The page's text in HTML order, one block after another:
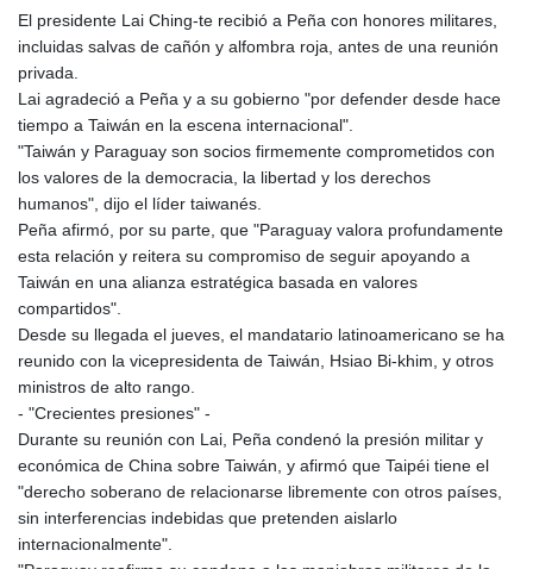
JMD 183.057725
JOD 0.819746
KES 149.158147
KGS 101.104505
KHR
4681.941823
KRW
1627.677557
KWD 0.356853
KZT 540.233287
LAK
103223.017367
LKR 386.635196
LRD 208.057415
LSL 18.726567
El presidente Lai Ching-te recibió a Peña con honores militares,
incluidas salvas de cañón y alfombra roja, antes de una reunión
privada.
Lai agradeció a Peña y a su gobierno "por defender desde hace
tiempo a Taiwán en la escena internacional".
"Taiwán y Paraguay son socios firmemente comprometidos con
los valores de la democracia, la libertad y los derechos
humanos", dijo el líder taiwanés.
Peña afirmó, por su parte, que "Paraguay valora profundamente
esta relación y reitera su compromiso de seguir apoyando a
Taiwán en una alianza estratégica basada en valores
compartidos".
Desde su llegada el jueves, el mandatario latinoamericano se ha
reunido con la vicepresidenta de Taiwán, Hsiao Bi-khim, y otros
ministros de alto rango.
- "Crecientes presiones" -
Durante su reunión con Lai, Peña condenó la presión militar y
económica de China sobre Taiwán, y afirmó que Taipéi tiene el
"derecho soberano de relacionarse libremente con otros países,
sin interferencias indebidas que pretenden aislarlo
internacionalmente".